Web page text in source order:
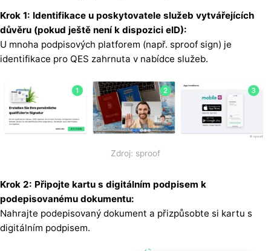
Krok 1: Identifikace u poskytovatele služeb vytvářejících
důvěru (pokud ještě není k dispozici eID):
U mnoha podpisových platforem (např. sproof sign) je
identifikace pro QES zahrnuta v nabídce služeb.
Zdroj: sproof
Krok 2: Připojte kartu s digitálním podpisem k
podepisovanému dokumentu:
Nahrajte podepisovaný dokument a přizpůsobte si kartu s
digitálním podpisem.